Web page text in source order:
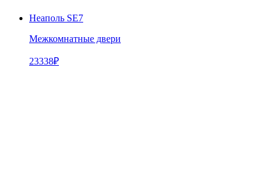
Неаполь SE7
Межкомнатные двери
23338₽